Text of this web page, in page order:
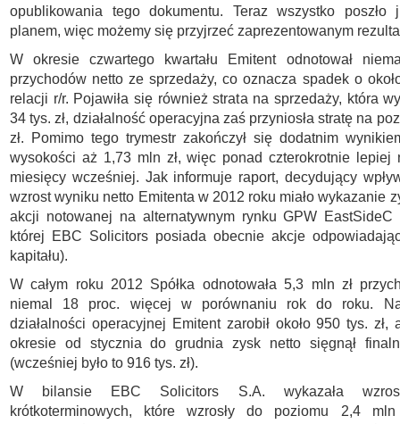
opublikowania tego dokumentu. Teraz wszystko
planem, więc możemy się przyjrzeć zaprezentowanym
W okresie czwartego kwartału Emitent odnotował
przychodów netto ze sprzedaży, co oznacza spadek o
relacji r/r. Pojawiła się również strata na sprzedaży, która
34 tys. zł, działalność operacyjna zaś przyniosła stratę na
zł. Pomimo tego trymestr zakończył się dodatnim
wysokości aż 1,73 mln zł, więc ponad czterokrotnie lepiej
miesięcy wcześniej. Jak informuje raport, decydujący
wzrost wyniku netto Emitenta w 2012 roku miało wykazanie
akcji notowanej na alternatywnym rynku GPW
której EBC Solicitors posiada obecnie akcje
kapitału).
W całym roku 2012 Spółka odnotowała 5,3 mln zł
niemal 18 proc. więcej w porównaniu rok do roku.
działalności operacyjnej Emitent zarobił około 950 tys. zł,
okresie od stycznia do grudnia zysk netto sięgnął
(wcześniej było to 916 tys. zł).
W bilansie EBC Solicitors S.A. wykazała
krótkoterminowych, które wzrosły do poziomu 2,4